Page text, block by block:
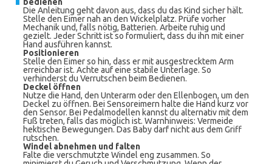
Die Anleitung geht davon aus, dass du das Kind sicher hält.
Stelle den Eimer nah an den Wickelplatz. Prüfe vorher
Mechanik und, falls nötig, Batterien. Arbeite ruhig und
gezielt. Jeder Schritt ist so formuliert, dass du ihn mit einer
Hand ausführen kannst.
Positionieren
Stelle den Eimer so hin, dass er mit ausgestrecktem Arm
erreichbar ist. Achte auf eine stabile Unterlage. So
verhinderst du Verrutschen beim Bedienen.
Deckel öffnen
Nutze die Hand, den Unterarm oder den Ellenbogen, um den
Deckel zu öffnen. Bei Sensoreimern halte die Hand kurz vor
den Sensor. Bei Pedalmodellen kannst du alternativ mit dem
Fuß treten, falls das möglich ist. Warnhinweis: Vermeide
hektische Bewegungen. Das Baby darf nicht aus dem Griff
rutschen.
Windel abnehmen und falten
Falte die verschmutzte Windel eng zusammen. So